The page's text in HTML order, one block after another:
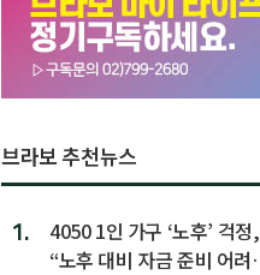
브라보 추천뉴스
1.
4050 1인 가구 ‘노후’ 걱정,
“노후 대비 자금 준비 어려